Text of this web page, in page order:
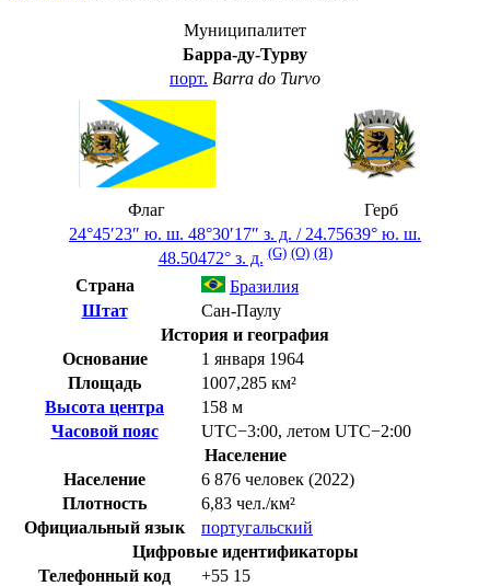
Муниципалитет
Барра-ду-Турву
порт. Barra do Turvo
Флаг
Герб
24°45′23″ ю. ш. 48°30′17″ з. д. / 24.75639° ю. ш.
48.50472° з. д. (G) (O) (Я)
Страна
Бразилия
Штат
Сан-Паулу
История и география
Основание
1 января 1964
Площадь
1007,285 км²
Высота центра
158 м
Часовой пояс
UTC−3:00, летом UTC−2:00
Население
Население
6 876 человек (2022)
Плотность
6,83 чел./км²
Официальный язык
португальский
Цифровые идентификаторы
Телефонный код
+55 15